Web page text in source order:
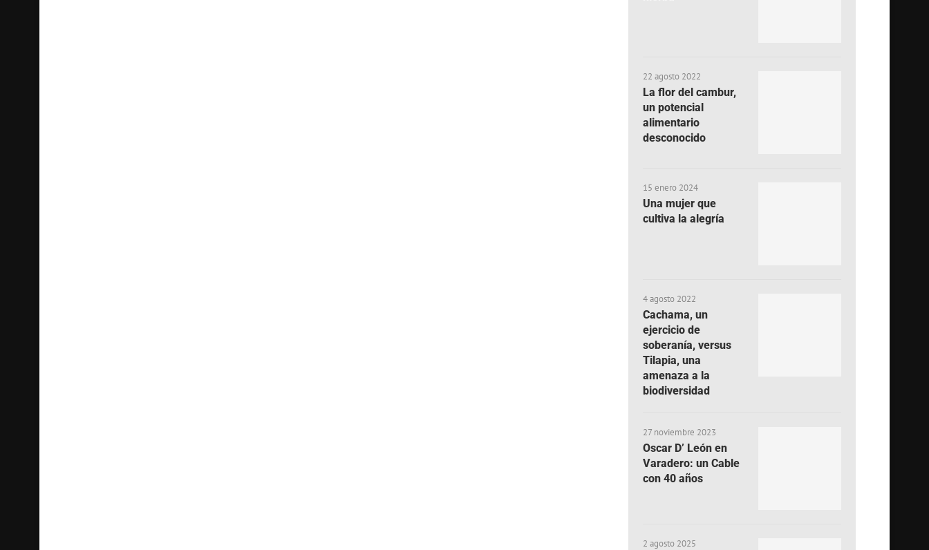
22 agosto 2022
La flor del cambur,
un potencial
alimentario
desconocido
15 enero 2024
Una mujer que
cultiva la alegría
4 agosto 2022
Cachama, un
ejercicio de
soberanía, versus
Tilapia, una
amenaza a la
biodiversidad
27 noviembre 2023
Oscar D’ León en
Varadero: un Cable
con 40 años
2 agosto 2025